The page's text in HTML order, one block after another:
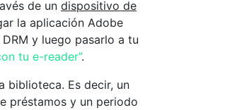
de un dispositivo de
la aplicación Adobe
y luego pasarlo a tu
tu e-reader”.
biblioteca. Es decir, un
préstamos y un periodo